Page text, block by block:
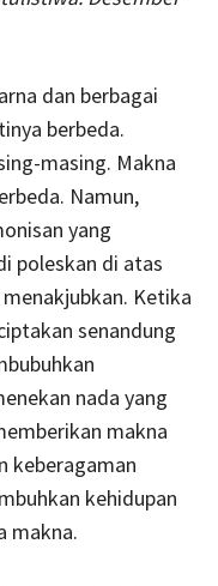
dan berbagai
berbeda.
masing. Makna
Namun,
yang
poleskan di atas
Ketika
senandung
nada yang
makna
keberagaman
kehidupan
makna.